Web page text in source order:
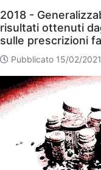
Eventi
2018 -
risultati ottenuti
sulle prescrizioni
Pubblicato 15/02/